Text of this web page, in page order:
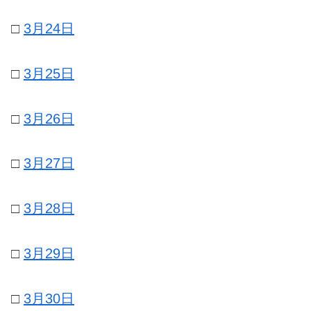
□ 3月24日
□ 3月25日
□ 3月26日
□ 3月27日
□ 3月28日
□ 3月29日
□ 3月30日